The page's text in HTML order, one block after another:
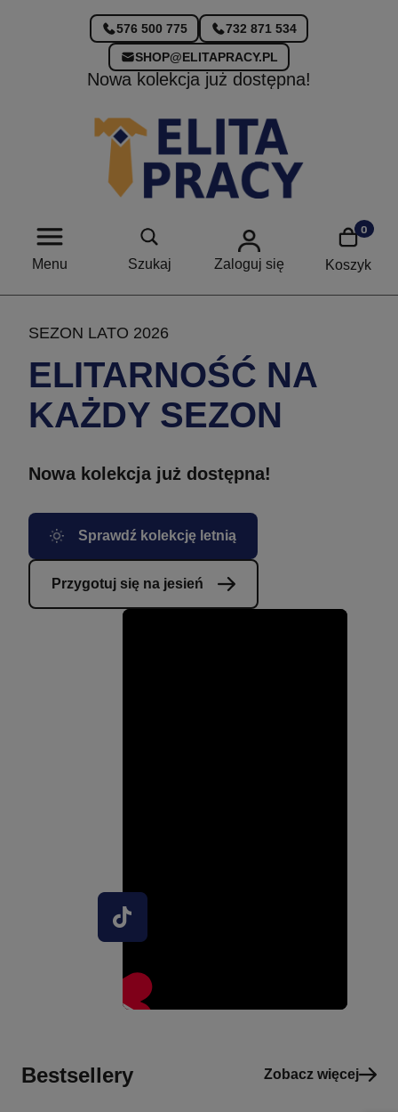
576 500 775
732 871 534
SHOP@ELITAPRACY.PL
Nowa kolekcja już dostępna!
Menu Szukaj Zaloguj się Koszyk
SEZON LATO 2026
ELITARNOŚĆ NA
KAŻDY SEZON
Nowa kolekcja już dostępna!
Sprawdź kolekcję letnią
Przygotuj się na jesień
Bestsellery Zobacz więcej